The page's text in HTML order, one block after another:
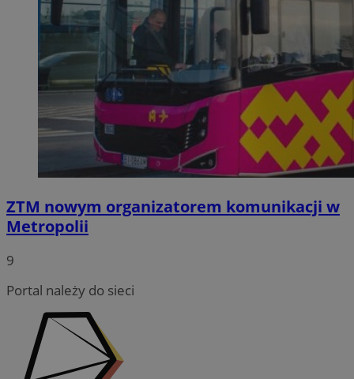
ZTM nowym organizatorem komunikacji w
Metropolii
9
Portal należy do sieci